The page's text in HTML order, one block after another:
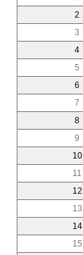
2
3
4
5
6
7
8
9
10
11
12
13
14
15